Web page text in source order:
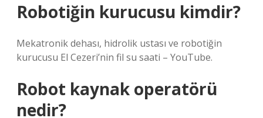
Robotiğin kurucusu kimdir?
Mekatronik dehası, hidrolik ustası ve robotiğin
kurucusu El Cezeri’nin fil su saati – YouTube.
Robot kaynak operatörü
nedir?